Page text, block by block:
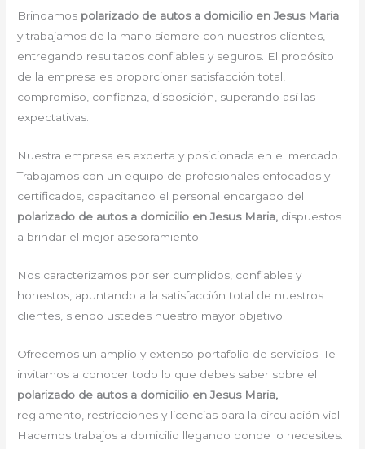
Brindamos polarizado de autos a domicilio en Jesus Maria
y trabajamos de la mano siempre con nuestros clientes,
entregando resultados confiables y seguros. El propósito
de la empresa es proporcionar satisfacción total,
compromiso, confianza, disposición, superando así las
expectativas.
Nuestra empresa es experta y posicionada en el mercado.
Trabajamos con un equipo de profesionales enfocados y
certificados, capacitando el personal encargado del
polarizado de autos a domicilio en Jesus Maria, dispuestos
a brindar el mejor asesoramiento.
Nos caracterizamos por ser cumplidos, confiables y
honestos, apuntando a la satisfacción total de nuestros
clientes, siendo ustedes nuestro mayor objetivo.
Ofrecemos un amplio y extenso portafolio de servicios. Te
invitamos a conocer todo lo que debes saber sobre el
polarizado de autos a domicilio en Jesus Maria,
reglamento, restricciones y licencias para la circulación vial.
Hacemos trabajos a domicilio llegando donde lo necesites.